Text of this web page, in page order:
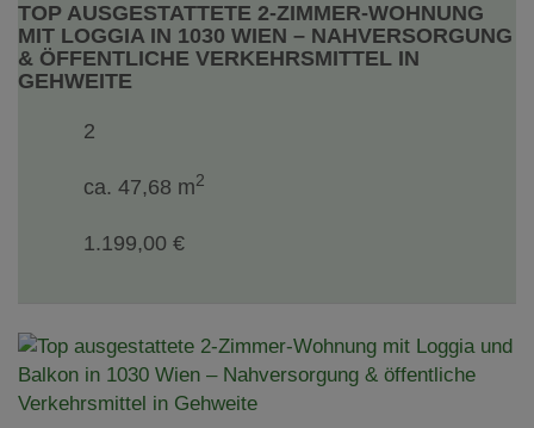
TOP AUSGESTATTETE 2-ZIMMER-WOHNUNG
MIT LOGGIA IN 1030 WIEN – NAHVERSORGUNG
& ÖFFENTLICHE VERKEHRSMITTEL IN
GEHWEITE
2
ca. 47,68 m2
1.199,00 €